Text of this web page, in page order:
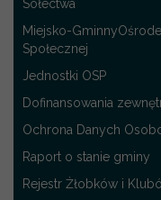
Sołectwa
Miejsko-
Społecznej
Jednostki OSP
Dofinansowania
Ochrona Danych
Raport o stanie gminy
Rejestr Żłobków i